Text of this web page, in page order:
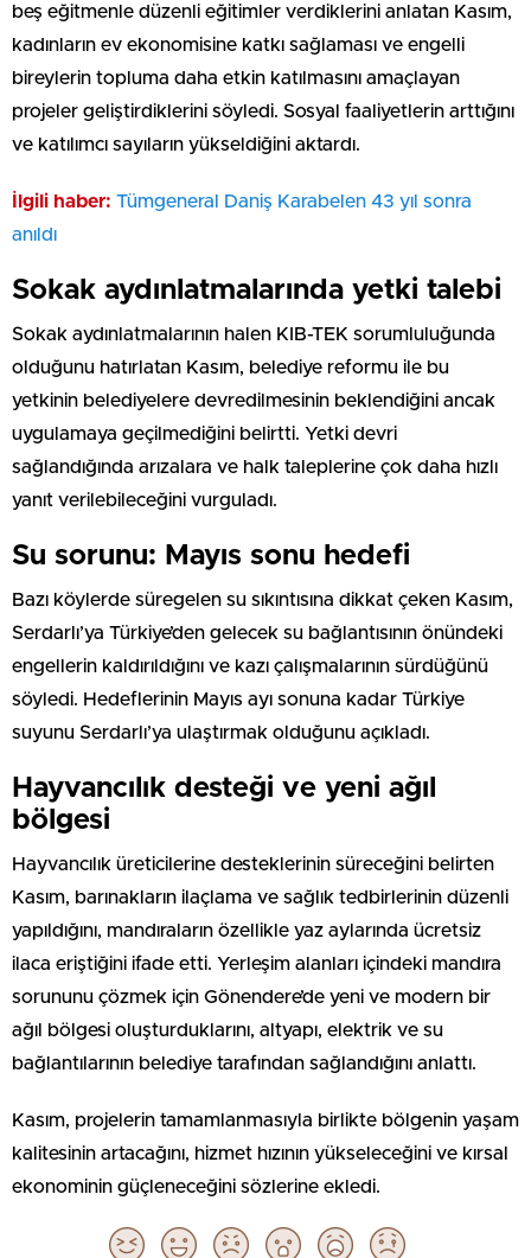
beş eğitmenle düzenli eğitimler verdiklerini anlatan Kasım,
kadınların ev ekonomisine katkı sağlaması ve engelli
bireylerin topluma daha etkin katılmasını amaçlayan
projeler geliştirdiklerini söyledi. Sosyal faaliyetlerin arttığını
ve katılımcı sayıların yükseldiğini aktardı.
İlgili haber: Tümgeneral Daniş Karabelen 43 yıl sonra
anıldı
Sokak aydınlatmalarında yetki talebi
Sokak aydınlatmalarının halen KIB-TEK sorumluluğunda
olduğunu hatırlatan Kasım, belediye reformu ile bu
yetkinin belediyelere devredilmesinin beklendiğini ancak
uygulamaya geçilmediğini belirtti. Yetki devri
sağlandığında arızalara ve halk taleplerine çok daha hızlı
yanıt verilebileceğini vurguladı.
Su sorunu: Mayıs sonu hedefi
Bazı köylerde süregelen su sıkıntısına dikkat çeken Kasım,
Serdarlı’ya Türkiye’den gelecek su bağlantısının önündeki
engellerin kaldırıldığını ve kazı çalışmalarının sürdüğünü
söyledi. Hedeflerinin Mayıs ayı sonuna kadar Türkiye
suyunu Serdarlı’ya ulaştırmak olduğunu açıkladı.
Hayvancılık desteği ve yeni ağıl
bölgesi
Hayvancılık üreticilerine desteklerinin süreceğini belirten
Kasım, barınakların ilaçlama ve sağlık tedbirlerinin düzenli
yapıldığını, mandıraların özellikle yaz aylarında ücretsiz
ilaca eriştiğini ifade etti. Yerleşim alanları içindeki mandıra
sorununu çözmek için Gönendere’de yeni ve modern bir
ağıl bölgesi oluşturduklarını, altyapı, elektrik ve su
bağlantılarının belediye tarafından sağlandığını anlattı.
Kasım, projelerin tamamlanmasıyla birlikte bölgenin yaşam
kalitesinin artacağını, hizmet hızının yükseleceğini ve kırsal
ekonominin güçleneceğini sözlerine ekledi.